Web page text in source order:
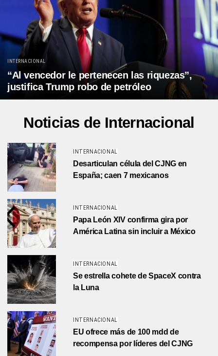
INTERNACIONAL
“Al vencedor le pertenecen las riquezas”,
justifica Trump robo de petróleo
Noticias de Internacional
INTERNACIONAL
Desarticulan célula del CJNG en
España; caen 7 mexicanos
INTERNACIONAL
Papa León XIV confirma gira por
América Latina sin incluir a México
INTERNACIONAL
Se estrella cohete de SpaceX contra
la Luna
INTERNACIONAL
EU ofrece más de 100 mdd de
recompensa por líderes del CJNG